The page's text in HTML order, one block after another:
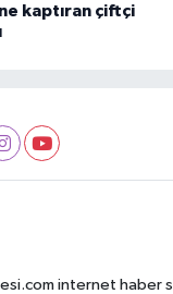
kaptıran çiftçi
internet haber